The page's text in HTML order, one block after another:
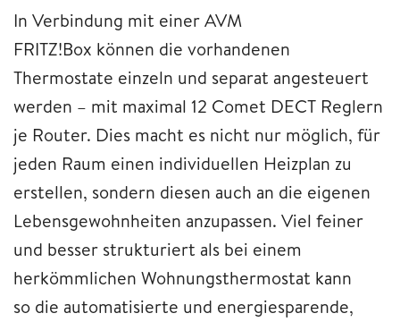
In Verbindung mit einer AVM
FRITZ!Box können die vorhandenen
Thermostate einzeln und separat angesteuert
werden – mit maximal 12 Comet DECT Reglern
je Router. Dies macht es nicht nur möglich, für
jeden Raum einen individuellen Heizplan zu
erstellen, sondern diesen auch an die eigenen
Lebensgewohnheiten anzupassen. Viel feiner
und besser strukturiert als bei einem
herkömmlichen Wohnungsthermostat kann
so die automatisierte und energiesparende,